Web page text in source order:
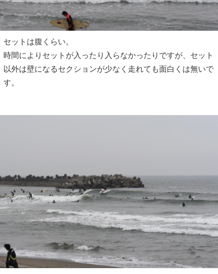
セットは腹くらい。
時間によりセットが入ったり入らなかったりですが、セット
以外は壁になるセクションが少なく走れても面白くは無いで
す。